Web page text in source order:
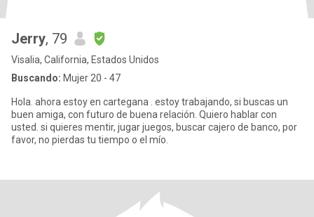
Jerry, 79
Visalia, California, Estados Unidos
Buscando: Mujer 20 - 47
Hola. ahora estoy en cartegana . estoy trabajando, si buscas un
buen amiga, con futuro de buena relación. Quiero hablar con
usted. si quieres mentir, jugar juegos, buscar cajero de banco, por
favor, no pierdas tu tiempo o el mío.